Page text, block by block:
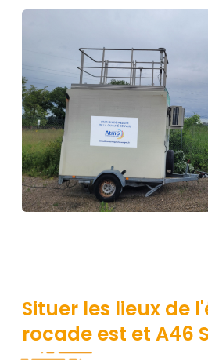
Situer les lieux de
rocade est et A46